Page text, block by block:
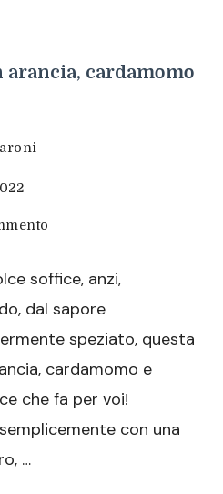
arancia, cardamomo
arancia,
zafferano
soffice, anzi,
dal sapore
speziato, questa
cardamomo e
che fa per voi!
con una
…